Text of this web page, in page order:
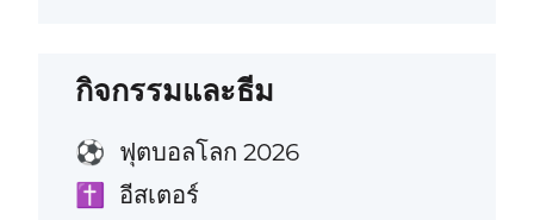
กิจกรรมและธีม
⚽ ฟุตบอลโลก 2026
✝️ อีสเตอร์